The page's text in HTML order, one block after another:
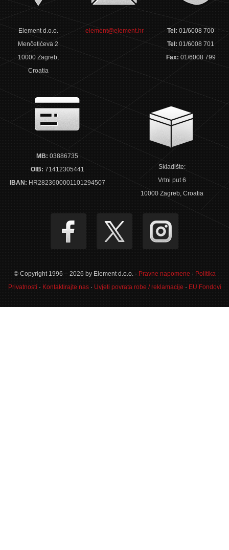
Element d.o.o.
Menčetićeva 2
10000 Zagreb,
Croatia
element@element.hr Tel:01/6008 700
Tel:01/6008 701
Fax: 01/6008 799
MB: 03886735
OIB: 71412305441
IBAN: HR2823600001101294507
Skladište:
Vrtni put 6
10000 Zagreb, Croatia
© Copyright 1996 – 2026 by Element d.o.o. · Pravne napomene · Politika
Privatnosti · Kontaktirajte nas· Uvjeti povrata robe / reklamacije · EU Fondovi